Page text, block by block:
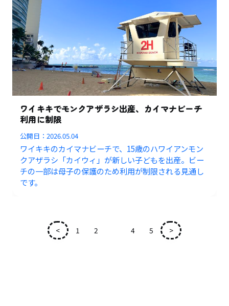
ワイキキでモンクアザラシ出産、カイマナビーチ
利用に制限
公開日：2026.05.04
ワイキキのカイマナビーチで、15歳のハワイアンモン
クアザラシ「カイウィ」が新しい子どもを出産。ビー
チの一部は母子の保護のため利用が制限される見通し
です。
< 1 2 4 5 >